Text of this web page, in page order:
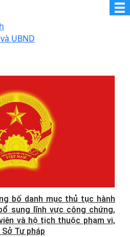
UBND
bố danh mục thủ tục hành
sung lĩnh vực công chứng,
và hộ tịch thuộc phạm vi,
Tư pháp